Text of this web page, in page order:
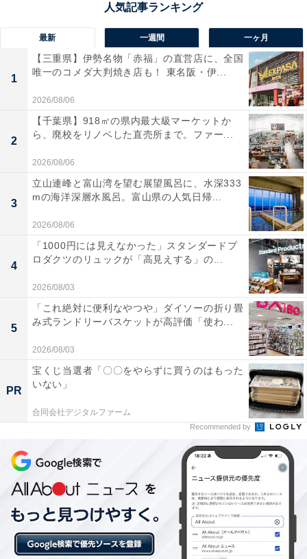
最新 一週間 一ヶ月
1
【三重県】伊勢名物「赤福」の直営店に、全国
唯一のコメダ大判焼き店も！ 東名阪・伊...
2026/08/06
2
【千葉県】918㎡の県内最大級マーケットか
ら、廃校をリノベした直売所まで。ファー...
2026/08/06
3
立山連峰と富山湾を望む展望風呂に、水深333
mの海洋深層水風呂。富山県の人気日帰...
2026/08/06
4
「1000円には見えなかった」スタンダードプ
ロダクツのリュックが「高見えする」の...
2026/08/03
5
「これ絶対に便利なやつや」ダイソーの折り畳
み式ランドリーバスケットが高評価「使わ...
2026/08/03
PR
宝くじ当選者「〇〇をやらずに買うのはもった
いない」
合同会社デジタルファーム
Recommended by